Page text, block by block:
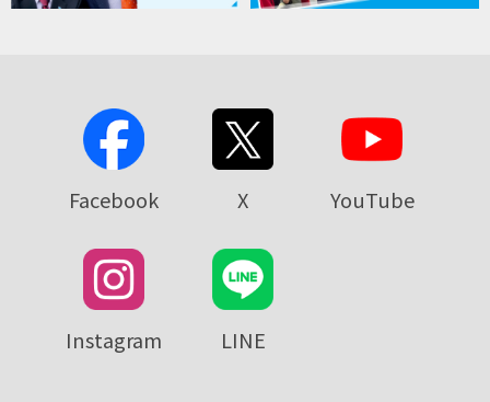
Facebook X YouTube
Instagram LINE